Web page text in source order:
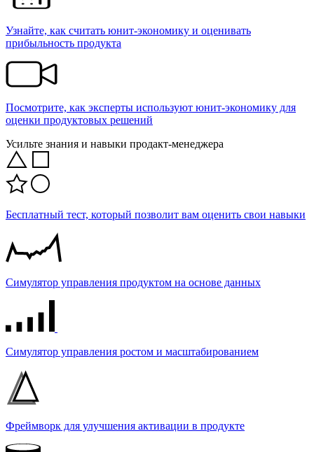
Узнайте, как считать юнит-экономику и оценивать
прибыльность продукта
Посмотрите, как эксперты используют юнит-экономику для
оценки продуктовых решений
Усильте знания и навыки продакт-менеджера
Бесплатный тест, который позволит вам оценить свои навыки
Симулятор управления продуктом на основе данных
Симулятор управления ростом и масштабированием
Фреймворк для улучшения активации в продукте